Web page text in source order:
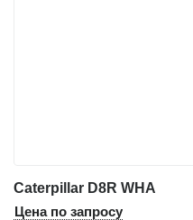
Caterpillar D8R WHA
Цена по запросу